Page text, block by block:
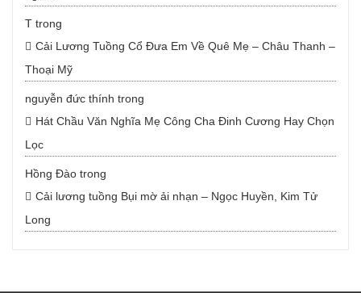
T trong
Cải Lương Tuồng Cổ Đưa Em Về Quê Mẹ – Châu Thanh –
Thoại Mỹ
nguyễn đức thính trong
Hát Chầu Văn Nghĩa Mẹ Công Cha Đinh Cương Hay Chọn
Lọc
Hồng Đào trong
Cải lương tuồng Bụi mờ ải nhạn – Ngọc Huyền, Kim Tử
Long